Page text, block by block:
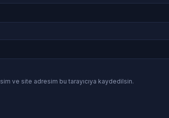
ve site adresim bu tarayıcıya kaydedilsin.